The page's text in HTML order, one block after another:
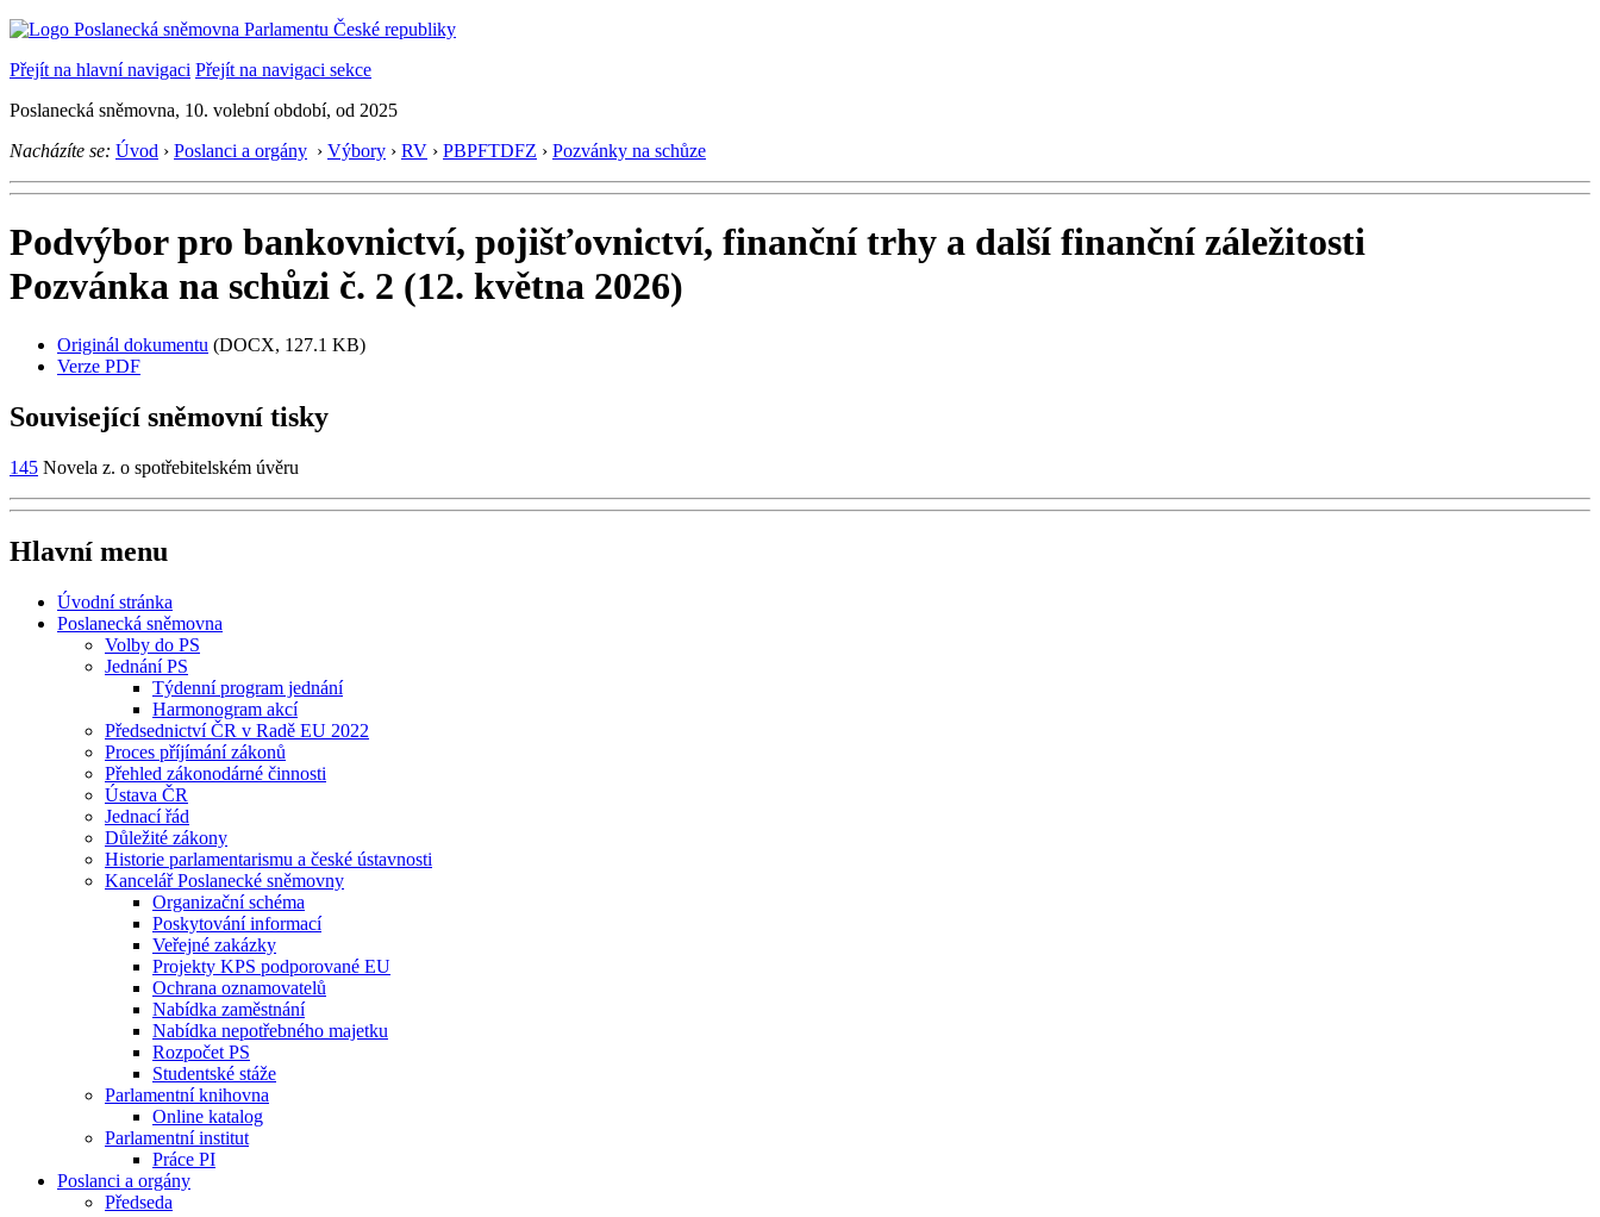
Přejít na hlavní navigaci Přejít na navigaci sekce
Poslanecká sněmovna, 10. volební období, od 2025
Nacházíte se: Úvod › Poslanci a orgány › Výbory › RV › PBPFTDFZ › Pozvánky na schůze
Podvýbor pro bankovnictví, pojišťovnictví, finanční trhy a další finanční záležitosti
Pozvánka na schůzi č. 2 (12. května 2026)
Originál dokumentu (DOCX, 127.1 KB)
Verze PDF
Související sněmovní tisky
145 Novela z. o spotřebitelském úvěru
Hlavní menu
Úvodní stránka
Poslanecká sněmovna
Volby do PS
Jednání PS
Týdenní program jednání
Harmonogram akcí
Předsednictví ČR v Radě EU 2022
Proces příjímání zákonů
Přehled zákonodárné činnosti
Ústava ČR
Jednací řád
Důležité zákony
Historie parlamentarismu a české ústavnosti
Kancelář Poslanecké sněmovny
Organizační schéma
Poskytování informací
Veřejné zakázky
Projekty KPS podporované EU
Ochrana oznamovatelů
Nabídka zaměstnání
Nabídka nepotřebného majetku
Rozpočet PS
Studentské stáže
Parlamentní knihovna
Online katalog
Parlamentní institut
Práce PI
Poslanci a orgány
Předseda